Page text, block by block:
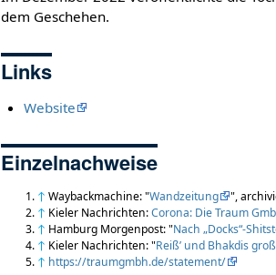
dem Geschehen.
Links
Website
Einzelnachweise
↑ Waybackmachine: "Wandzeitung
",
↑ Kieler Nachrichten:Corona: Die Traum
↑ Hamburg Morgenpost: "Nach „Docks“-
↑ Kieler Nachrichten: "Reiß’ und Bhakdis
↑ https://traumgmbh.de/statement/